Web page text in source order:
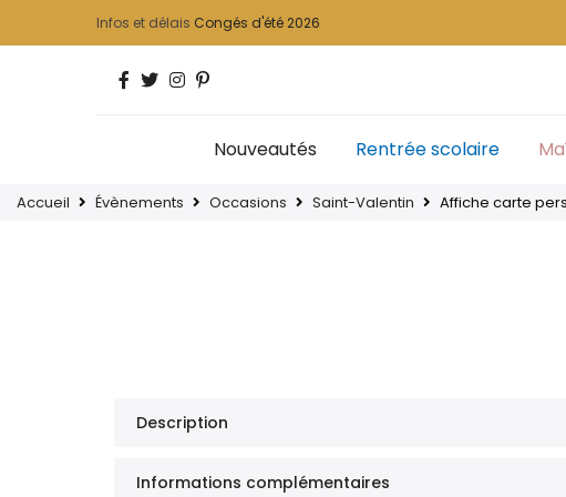
Infos et délais Congés d'été 2026
Nouveautés Rentrée scolaire
Accueil Évènements Occasions Saint-Valentin Affiche carte
Description
Informations complémentaires